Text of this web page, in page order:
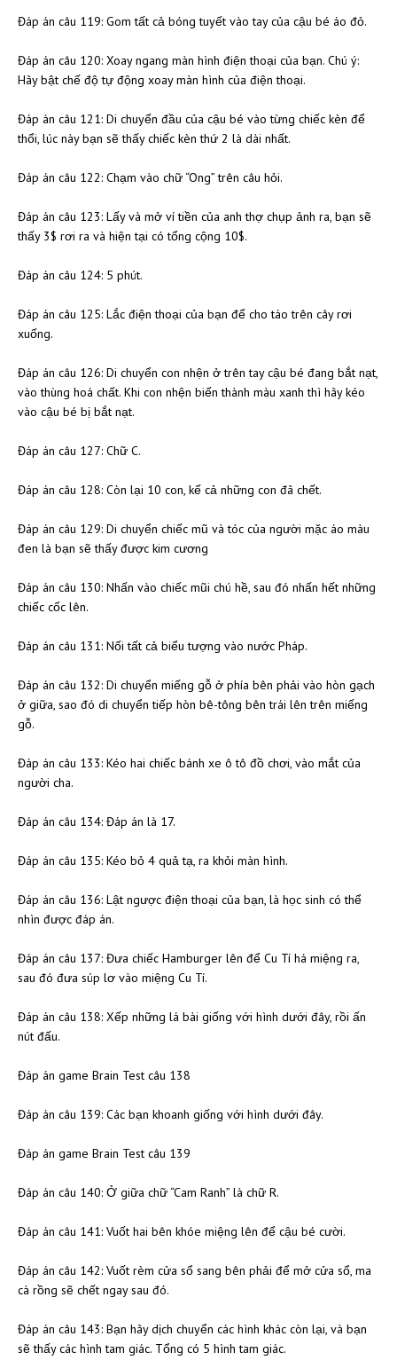
Đáp án câu 119: Gom tất cả bóng tuyết vào tay của cậu bé áo đỏ.
Đáp án câu 120: Xoay ngang màn hình điện thoại của bạn. Chú ý:
Hãy bật chế độ tự động xoay màn hình của điện thoại.
Đáp án câu 121: Di chuyển đầu của cậu bé vào từng chiếc kèn để
thổi, lúc này bạn sẽ thấy chiếc kèn thứ 2 là dài nhất.
Đáp án câu 122: Chạm vào chữ “Ong” trên câu hỏi.
Đáp án câu 123: Lấy và mở ví tiền của anh thợ chụp ảnh ra, bạn sẽ
thấy 3$ rơi ra và hiện tại có tổng cộng 10$.
Đáp án câu 124: 5 phút.
Đáp án câu 125: Lắc điện thoại của bạn để cho táo trên cây rơi
xuống.
Đáp án câu 126: Di chuyển con nhện ở trên tay cậu bé đang bắt nạt,
vào thùng hoá chất. Khi con nhện biến thành màu xanh thì hãy kéo
vào cậu bé bị bắt nạt.
Đáp án câu 127: Chữ C.
Đáp án câu 128: Còn lại 10 con, kế cả những con đã chết.
Đáp án câu 129: Di chuyển chiếc mũ và tóc của người mặc áo màu
đen là bạn sẽ thấy được kim cương
Đáp án câu 130: Nhấn vào chiếc mũi chú hề, sau đó nhấn hết những
chiếc cốc lên.
Đáp án câu 131: Nối tất cả biểu tượng vào nước Pháp.
Đáp án câu 132: Di chuyển miếng gỗ ở phía bên phải vào hòn gạch
ở giữa, sao đó di chuyển tiếp hòn bê-tông bên trái lên trên miếng
gỗ.
Đáp án câu 133: Kéo hai chiếc bánh xe ô tô đồ chơi, vào mắt của
người cha.
Đáp án câu 134: Đáp án là 17.
Đáp án câu 135: Kéo bỏ 4 quả tạ, ra khỏi màn hình.
Đáp án câu 136: Lật ngược điện thoại của bạn, là học sinh có thể
nhìn được đáp án.
Đáp án câu 137: Đưa chiếc Hamburger lên để Cu Tí há miệng ra,
sau đó đưa súp lơ vào miệng Cu Tí.
Đáp án câu 138: Xếp những lá bài giống với hình dưới đây, rồi ấn
nút đấu.
Đáp án game Brain Test câu 138
Đáp án câu 139: Các bạn khoanh giống với hình dưới đây.
Đáp án game Brain Test câu 139
Đáp án câu 140: Ở giữa chữ “Cam Ranh” là chữ R.
Đáp án câu 141: Vuốt hai bên khóe miệng lên để cậu bé cười.
Đáp án câu 142: Vuốt rèm cửa sổ sang bên phải để mở cửa sổ, ma
cà rồng sẽ chết ngay sau đó.
Đáp án câu 143: Bạn hãy dịch chuyển các hình khác còn lại, và bạn
sẽ thấy các hình tam giác. Tổng có 5 hình tam giác.